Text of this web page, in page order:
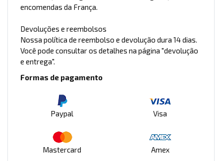
encomendas da França.
Devoluções e reembolsos
Nossa política de reembolso e devolução dura 14 dias.
Você pode consultar os detalhes na página "devolução
e entrega".
Formas de pagamento
Paypal Visa
Mastercard Amex